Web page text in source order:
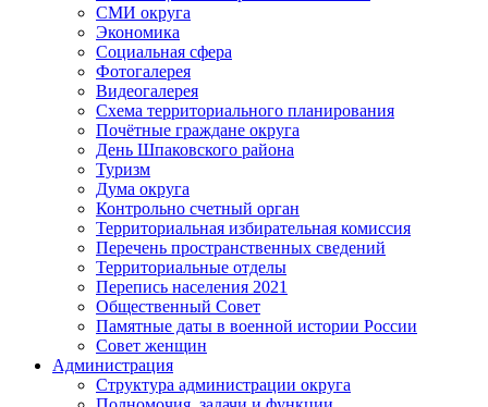
СМИ округа
Экономика
Социальная сфера
Фотогалерея
Видеогалерея
Схема территориального планирования
Почётные граждане округа
День Шпаковского района
Туризм
Дума округа
Контрольно счетный орган
Территориальная избирательная комиссия
Перечень пространственных сведений
Территориальные отделы
Перепись населения 2021
Общественный Совет
Памятные даты в военной истории России
Совет женщин
Администрация
Структура администрации округа